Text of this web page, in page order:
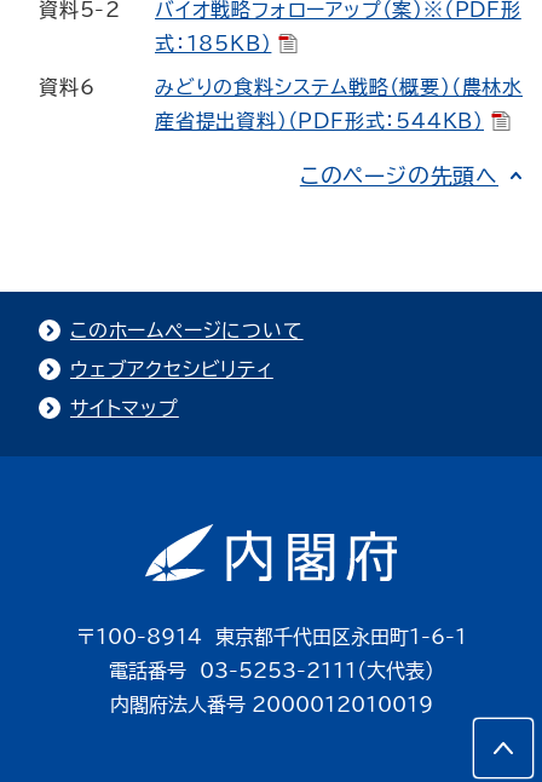
資料5-2
バイオ戦略フォローアップ（案）※（PDF形
式：185KB）
資料6
みどりの食料システム戦略（概要）（農林水
産省提出資料）（PDF形式：544KB）
このページの先頭へ
このホームページについて
ウェブアクセシビリティ
サイトマップ
〒100-8914 東京都千代田区永田町1-6-1
電話番号 03-5253-2111（大代表）
内閣府法人番号 2000012010019